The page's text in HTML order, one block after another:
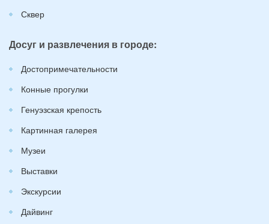
Сквер
Досуг и развлечения в городе:
Достопримечательности
Конные прогулки
Генуэзская крепость
Картинная галерея
Музеи
Выставки
Экскурсии
Дайвинг